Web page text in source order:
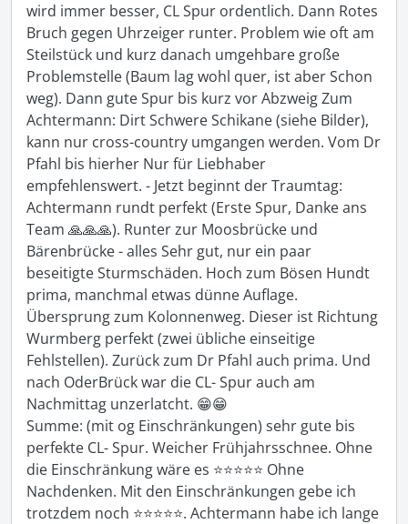
wird immer besser, CL Spur ordentlich. Dann Rotes
Bruch gegen Uhrzeiger runter. Problem wie oft am
Steilstück und kurz danach umgehbare große
Problemstelle (Baum lag wohl quer, ist aber Schon
weg). Dann gute Spur bis kurz vor Abzweig Zum
Achtermann: Dirt Schwere Schikane (siehe Bilder),
kann nur cross-country umgangen werden. Vom Dr
Pfahl bis hierher Nur für Liebhaber
empfehlenswert. - Jetzt beginnt der Traumtag:
Achtermann rundt perfekt (Erste Spur, Danke ans
Team 🙏🙏🙏). Runter zur Moosbrücke und
Bärenbrücke - alles Sehr gut, nur ein paar
beseitigte Sturmschäden. Hoch zum Bösen Hundt
prima, manchmal etwas dünne Auflage.
Übersprung zum Kolonnenweg. Dieser ist Richtung
Wurmberg perfekt (zwei übliche einseitige
Fehlstellen). Zurück zum Dr Pfahl auch prima. Und
nach OderBrück war die CL- Spur auch am
Nachmittag unzerlatcht. 😁😁
Summe: (mit og Einschränkungen) sehr gute bis
perfekte CL- Spur. Weicher Frühjahrsschnee. Ohne
die Einschränkung wäre es ⭐️⭐️⭐️⭐️⭐️ Ohne
Nachdenken. Mit den Einschränkungen gebe ich
trotzdem noch ⭐️⭐️⭐️⭐️⭐️. Achtermann habe ich lange